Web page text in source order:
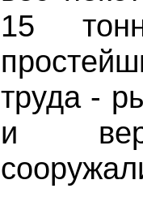
15
труда -
и